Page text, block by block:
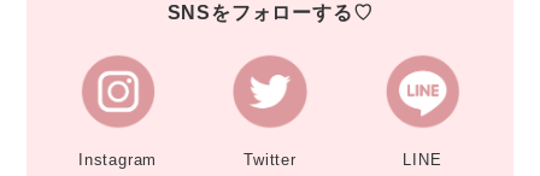
SNSをフォローする♡
Instagram Twitter LINE